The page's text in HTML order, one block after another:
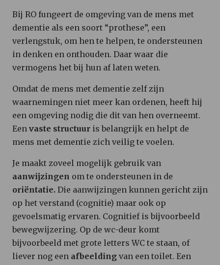
Bij RO fungeert de omgeving van de mens met
dementie als een soort “prothese”, een
verlengstuk, om hen te helpen, te ondersteunen
in denken en onthouden. Daar waar die
vermogens het bij hun af laten weten.
Omdat de mens met dementie zelf zijn
waarnemingen niet meer kan ordenen, heeft hij
een omgeving nodig die dit van hen overneemt.
Een vaste structuur is belangrijk en helpt de
mens met dementie zich veilig te voelen.
Je maakt zoveel mogelijk gebruik van
aanwijzingen om te ondersteunen in de
oriëntatie. Die aanwijzingen kunnen gericht zijn
op het verstand (cognitie) maar ook op
gevoelsmatig ervaren. Cognitief is bijvoorbeeld
bewegwijzering. Op de wc-deur komt
bijvoorbeeld met grote letters WC te staan, of
liever nog een afbeelding van een toilet. Een